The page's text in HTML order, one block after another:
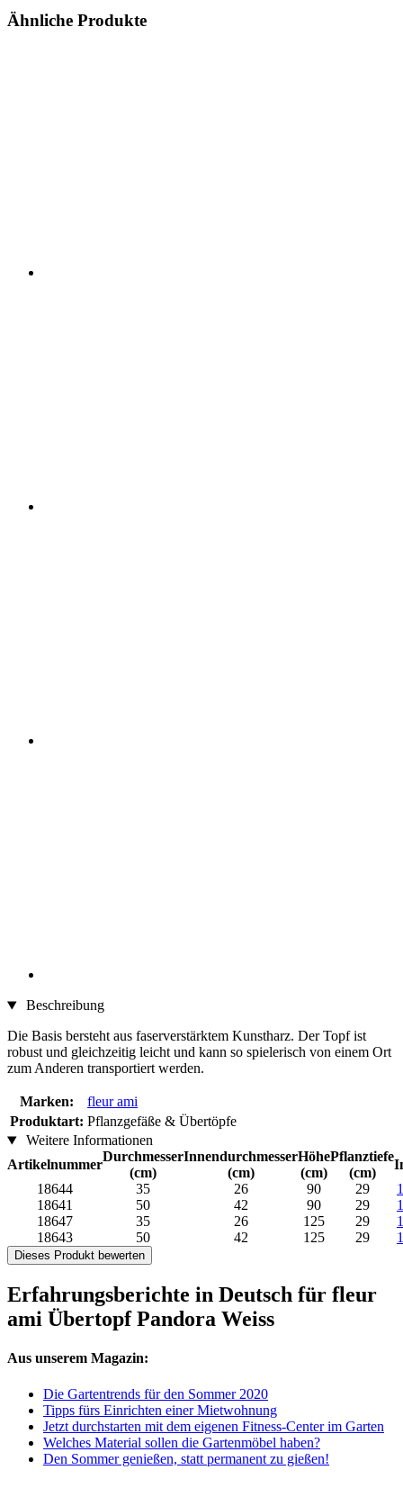
Ähnliche Produkte
Beschreibung
Die Basis bersteht aus faserverstärktem Kunstharz. Der Topf ist
robust und gleichzeitig leicht und kann so spielerisch von einem Ort
zum Anderen transportiert werden.
Marken:
fleur ami
Produktart: Pflanzgefäße & Übertöpfe
Weitere Informationen
Artikelnummer
Durchmesser
(cm)
Innendurchmesser
(cm)
Höhe
(cm)
Pflanztiefe
(cm)
18644
35 26 90 29
18641
50 42 90 29
18647
35 26 125 29
18643
50 42 125 29
Dieses Produkt bewerten
Erfahrungsberichte in Deutsch für fleur
ami Übertopf Pandora Weiss
Aus unserem Magazin:
Die Gartentrends für den Sommer 2020
Tipps fürs Einrichten einer Mietwohnung
Jetzt durchstarten mit dem eigenen Fitness-Center im Garten
Welches Material sollen die Gartenmöbel haben?
Den Sommer genießen, statt permanent zu gießen!